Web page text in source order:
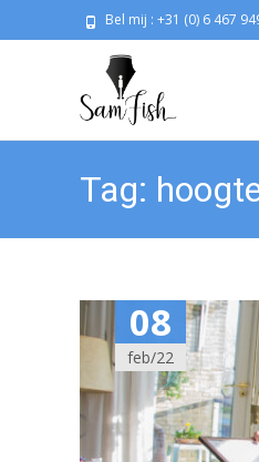
Bel mij : +31 (0) 6 467
Tag:
08
feb/22